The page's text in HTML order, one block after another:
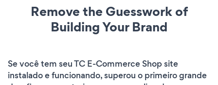
Remove the Guesswork of
Building Your Brand
Se você tem seu TC E-Commerce Shop site
instalado e funcionando, superou o primeiro grande